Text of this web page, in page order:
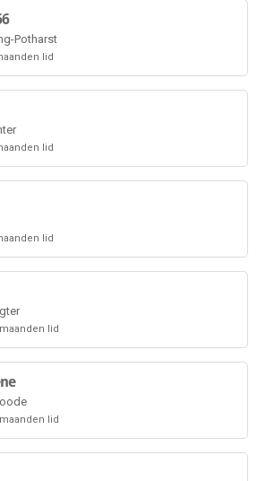
Potharst
lid
lid
lid
lid
lid